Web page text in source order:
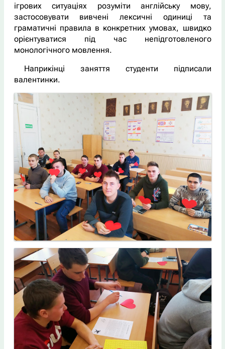
ігрових ситуаціях розуміти англійську мову,
застосовувати вивчені лексичні одиниці та
граматичні правила в конкретних умовах, швидко
орієнтуватися під час непідготовленого
монологічного мовлення.
Наприкінці заняття студенти підписали
валентинки.